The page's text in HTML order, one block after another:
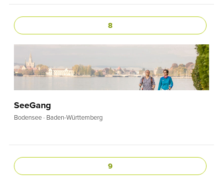
8
SeeGang
Bodensee · Baden-Württemberg
9